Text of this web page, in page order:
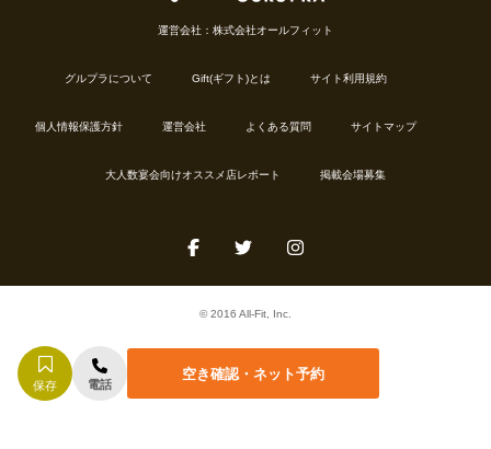
保存 電話
空き確認・ネット予約
運営会社：株式会社オールフィット
グルプラについて Gift(ギフト)とは サイト利用規約
個人情報保護方針 運営会社 よくある質問 サイトマップ
大人数宴会向けオススメ店レポート 掲載会場募集
© 2016 All-Fit, Inc.